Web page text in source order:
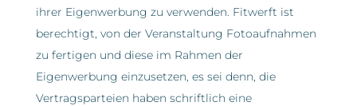
ihrer Eigenwerbung zu verwenden. Fitwerft ist
berechtigt, von der Veranstaltung Fotoaufnahmen
zu fertigen und diese im Rahmen der
Eigenwerbung einzusetzen, es sei denn, die
Vertragsparteien haben schriftlich eine